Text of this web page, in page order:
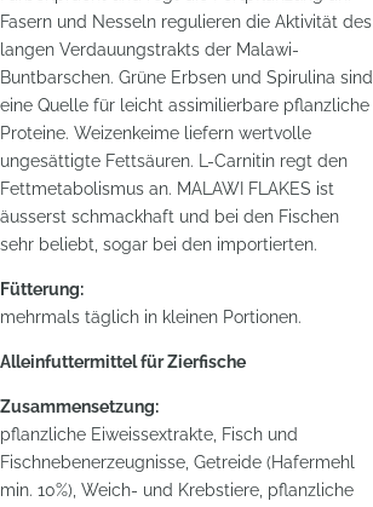
Fasern und Nesseln regulieren die Aktivität des
langen Verdauungstrakts der Malawi-
Buntbarschen. Grüne Erbsen und Spirulina sind
eine Quelle für leicht assimilierbare pflanzliche
Proteine. Weizenkeime liefern wertvolle
ungesättigte Fettsäuren. L-Carnitin regt den
Fettmetabolismus an. MALAWI FLAKES ist
äusserst schmackhaft und bei den Fischen
sehr beliebt, sogar bei den importierten.
Fütterung:
mehrmals täglich in kleinen Portionen.
Alleinfuttermittel für Zierfische
Zusammensetzung:
pflanzliche Eiweissextrakte, Fisch und
Fischnebenerzeugnisse, Getreide (Hafermehl
min. 10%), Weich- und Krebstiere, pflanzliche